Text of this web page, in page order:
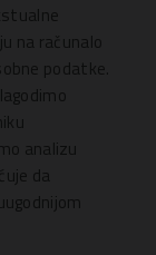
na računalo
podatke.
analizu
da